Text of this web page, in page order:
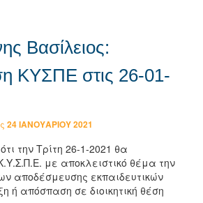
Βασίλειος:
ΚΥΣΠΕ στις 26-01-
24 ΙΑΝΟΥΑΡΊΟΥ 2021
την Τρίτη 26-1-2021 θα
με αποκλειστικό θέμα την
αποδέσμευσης εκπαιδευτικών
ή απόσπαση σε διοικητική θέση